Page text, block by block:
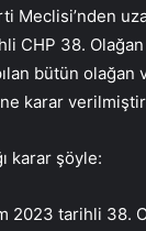
Meclisi’nden
CHP 38.
bütün olağan
karar
karar şöyle:
2023 tarihli 38.